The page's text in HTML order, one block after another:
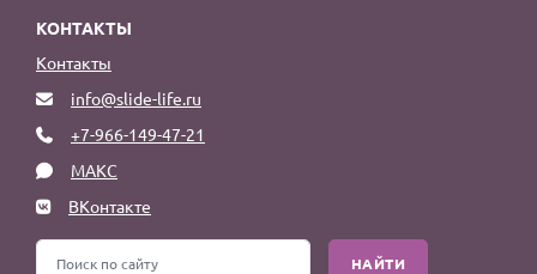
КОНТАКТЫ
Контакты
info@slide-life.ru
+7-966-149-47-21
МАКС
ВКонтакте
НАЙТИ